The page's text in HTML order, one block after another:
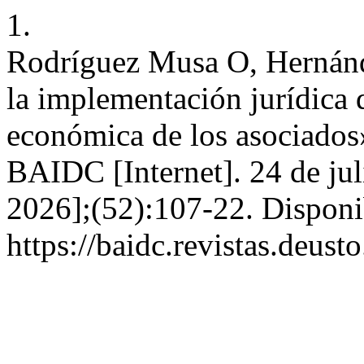
1.
Rodríguez Musa O,
la implementación jurídica
económica de los
BAIDC [Internet]. 24 de
2026];(52):107-22.
https://